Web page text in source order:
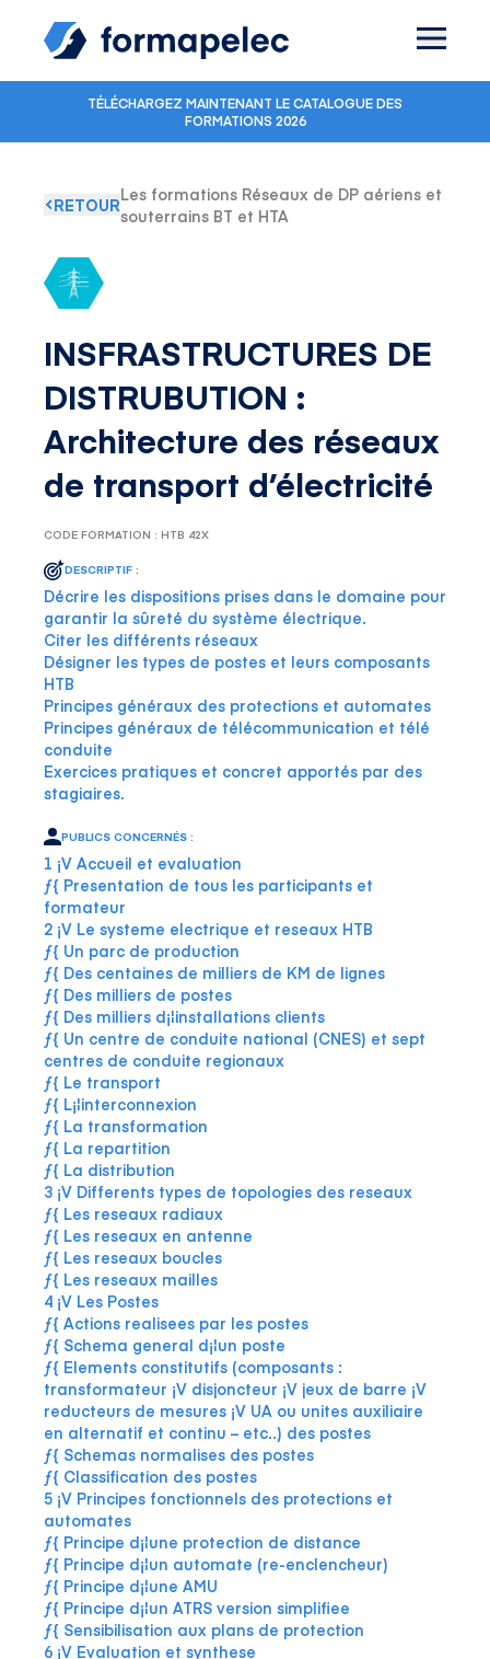
TÉLÉCHARGEZ MAINTENANT LE CATALOGUE DES
FORMATIONS 2026
RETOURLes formations Réseaux de DP aériens et
souterrains BT et HTA
INSFRASTRUCTURES DE
DISTRUBUTION :
Architecture des réseaux
de transport d’électricité
CODE FORMATION : HTB 42X
DESCRIPTIF :
Décrire les dispositions prises dans le domaine pour
garantir la sûreté du système électrique.
Citer les différents réseaux
Désigner les types de postes et leurs composants
HTB
Principes généraux des protections et automates
Principes généraux de télécommunication et télé
conduite
Exercices pratiques et concret apportés par des
stagiaires.
PUBLICS CONCERNÉS :
1 ¡V Accueil et evaluation
ƒ{ Presentation de tous les participants et
formateur
2 ¡V Le systeme electrique et reseaux HTB
ƒ{ Un parc de production
ƒ{ Des centaines de milliers de KM de lignes
ƒ{ Des milliers de postes
ƒ{ Des milliers d¡¦installations clients
ƒ{ Un centre de conduite national (CNES) et sept
centres de conduite regionaux
ƒ{ Le transport
ƒ{ L¡¦interconnexion
ƒ{ La transformation
ƒ{ La repartition
ƒ{ La distribution
3 ¡V Differents types de topologies des reseaux
ƒ{ Les reseaux radiaux
ƒ{ Les reseaux en antenne
ƒ{ Les reseaux boucles
ƒ{ Les reseaux mailles
4 ¡V Les Postes
ƒ{ Actions realisees par les postes
ƒ{ Schema general d¡¦un poste
ƒ{ Elements constitutifs (composants :
transformateur ¡V disjoncteur ¡V jeux de barre ¡V
reducteurs de mesures ¡V UA ou unites auxiliaire
en alternatif et continu – etc..) des postes
ƒ{ Schemas normalises des postes
ƒ{ Classification des postes
5 ¡V Principes fonctionnels des protections et
automates
ƒ{ Principe d¡¦une protection de distance
ƒ{ Principe d¡¦un automate (re-enclencheur)
ƒ{ Principe d¡¦une AMU
ƒ{ Principe d¡¦un ATRS version simplifiee
ƒ{ Sensibilisation aux plans de protection
6 ¡V Evaluation et synthese